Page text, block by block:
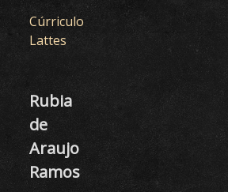
Cúrriculo
Lattes
Rubia
de
Araujo
Ramos